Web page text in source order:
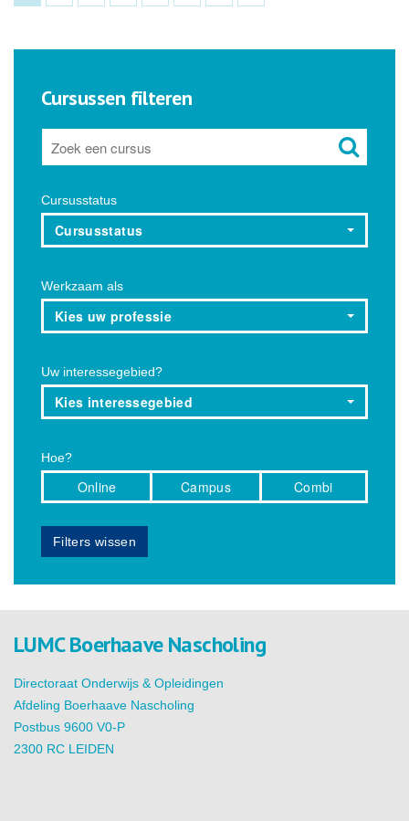
Cursussen filteren
Cursusstatus
Cursusstatus
Werkzaam als
Kies uw professie
Uw interessegebied?
Kies interessegebied
Hoe?
Online Campus Combi
Filters wissen
LUMC Boerhaave Nascholing
Directoraat Onderwijs & Opleidingen
Afdeling Boerhaave Nascholing
Postbus 9600 V0-P
2300 RC LEIDEN